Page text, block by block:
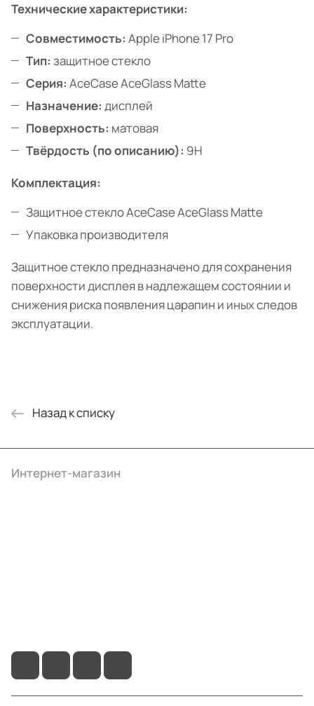
Технические характеристики:
Совместимость: Apple iPhone 17 Pro
Тип: защитное стекло
Серия: AceCase AceGlass Matte
Назначение: дисплей
Поверхность: матовая
Твёрдость (по описанию): 9H
Комплектация:
Защитное стекло AceCase AceGlass Matte
Упаковка производителя
Защитное стекло предназначено для сохранения
поверхности дисплея в надлежащем состоянии и
снижения риска появления царапин и иных следов
эксплуатации.
Назад к списку
Интернет-магазин